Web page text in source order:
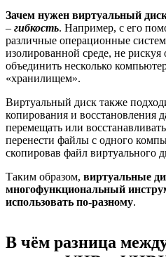
Зачем нужен виртуальный
– гибкость. Например, с его
различные операционные
изолированной среде, не
объединить несколько
«хранилищем».
Виртуальный диск также
копирования и восстановления
перемещать или
перенести файлы с одного
скопировав файл виртуального
Таким образом, виртуальные
многофункциональный
использовать по-разному.
В чём разница